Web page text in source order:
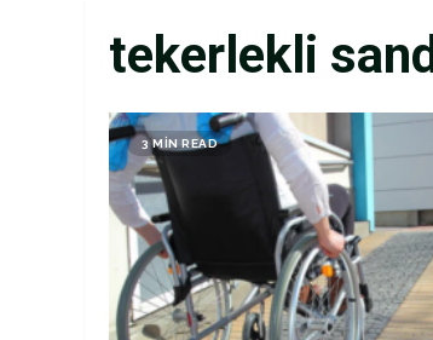
tekerlekli
3 MIN READ